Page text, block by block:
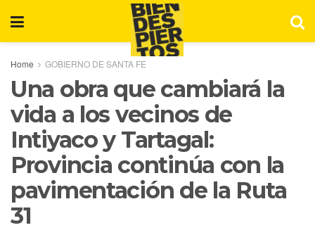
Home GOBIERNO DE SANTA FE
Una obra que cambiará la
vida a los vecinos de
Intiyaco y Tartagal:
Provincia continúa con la
pavimentación de la Ruta
31